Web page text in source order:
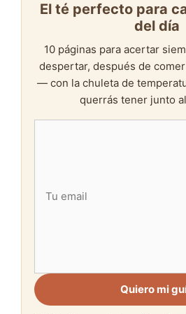
El té perfecto para
del día
10 páginas para acertar
despertar, después de
— con la chuleta de
querrás tener junto
Quiero mi